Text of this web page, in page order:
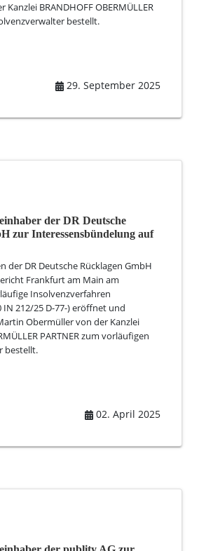
BRANDHOFF OBERMÜLLER
bestellt.
29. September 2025
der DR Deutsche
zur Interessensbündelung auf
der DR Deutsche Rücklagen GmbH
Frankfurt am Main am
Insolvenzverfahren
IN 212/25 D-77-) eröffnet und
Obermüller von der Kanzlei
PARTNER zum vorläufigen
bestellt.
02. April 2025